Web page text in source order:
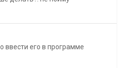
ввести его в программе